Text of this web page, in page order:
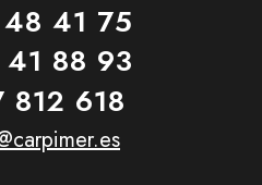
41 75
88 93
618